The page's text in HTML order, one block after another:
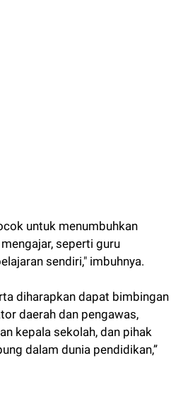
untuk menumbuhkan
seperti guru
sendiri," imbuhnya.
diharapkan dapat bimbingan
daerah dan pengawas,
kepala sekolah, dan pihak
dalam dunia pendidikan,”